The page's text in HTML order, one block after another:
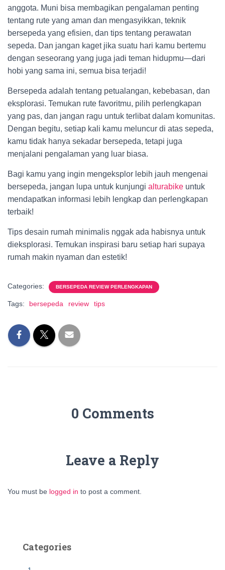
anggota. Muni bisa membagikan pengalaman penting
tentang rute yang aman dan mengasyikkan, teknik
bersepeda yang efisien, dan tips tentang perawatan
sepeda. Dan jangan kaget jika suatu hari kamu bertemu
dengan seseorang yang juga jadi teman hidupmu—dari
hobi yang sama ini, semua bisa terjadi!
Bersepeda adalah tentang petualangan, kebebasan, dan
eksplorasi. Temukan rute favoritmu, pilih perlengkapan
yang pas, dan jangan ragu untuk terlibat dalam komunitas.
Dengan begitu, setiap kali kamu meluncur di atas sepeda,
kamu tidak hanya sekadar bersepeda, tetapi juga
menjalani pengalaman yang luar biasa.
Bagi kamu yang ingin mengeksplor lebih jauh mengenai
bersepeda, jangan lupa untuk kunjungi alturabike untuk
mendapatkan informasi lebih lengkap dan perlengkapan
terbaik!
Tips desain rumah minimalis nggak ada habisnya untuk
dieksplorasi. Temukan inspirasi baru setiap hari supaya
rumah makin nyaman dan estetik!
Categories: BERSEPEDA REVIEW PERLENGKAPAN
Tags: bersepeda review tips
0 Comments
Leave a Reply
You must be logged in to post a comment.
Categories